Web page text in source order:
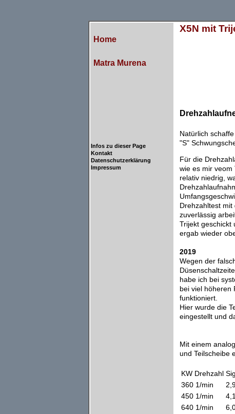
Home
Matra Murena
Infos zu dieser Page
Kontakt
Datenschutzerklärung
Impressum
X5N mit
Natürlich
"S"
Für die
wie es mir veom
relativ niedrig,
Drehzahltest
zuverlässig
Trijekt geschickt
ergab wieder
2019
Wegen der
habe ich bei
bei viel höheren
funktioniert.
Hier wurde die
eingestellt und
Mit einem
und Teilscheibe
KW Drehzahl
360 1/min
450 1/min
640 1/min